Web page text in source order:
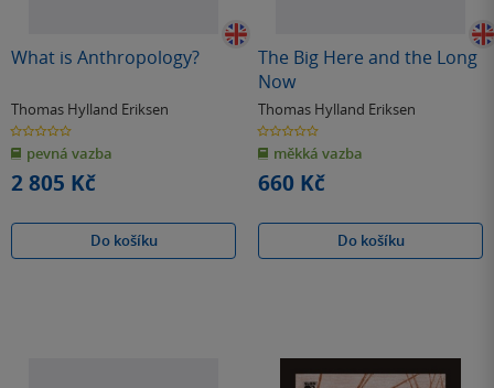
What is Anthropology?
Thomas Hylland Eriksen
0.0
z
5
hvězdiček
pevná vazba
2 805 Kč
Do košíku
The Big Here and the Long
Now
Thomas Hylland Eriksen
0.0
z
5
hvězdiček
měkká vazba
660 Kč
Do košíku